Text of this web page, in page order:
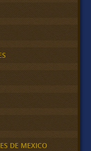
DE MEXICO